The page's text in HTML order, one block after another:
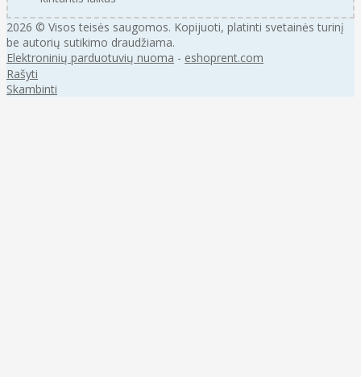
2026 © Visos teisės saugomos. Kopijuoti, platinti svetainės turinį
be autorių sutikimo draudžiama.
Elektroninių parduotuvių nuoma - eshoprent.com
Rašyti
Skambinti